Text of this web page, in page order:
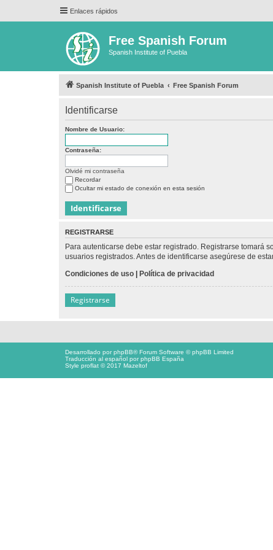
Enlaces rápidos
Free Spanish Forum
Spanish Institute of Puebla
Spanish Institute of Puebla Free Spanish Forum
Identificarse
Nombre de Usuario:
Contraseña:
Olvidé mi contraseña
Recordar
Ocultar mi estado de conexión en esta sesión
REGISTRARSE
Para autenticarse debe estar registrado. Registrarse tomará
usuarios registrados. Antes de identificarse asegúrese de
Condiciones de uso | Política de privacidad
Registrarse
Desarrollado porphpBB® Forum Software © phpBB Limited
Traducción al español porphpBB España
Style proflat © 2017 Mazeltof